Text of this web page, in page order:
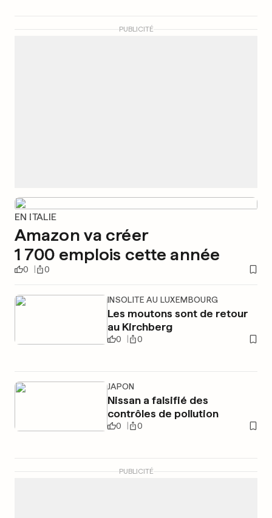
PUBLICITÉ
EN ITALIE
Amazon va créer
1 700 emplois cette année
0 0
INSOLITE AU LUXEMBOURG
Les moutons sont de retour
au Kirchberg
0 0
JAPON
Nissan a falsifié des
contrôles de pollution
0 0
PUBLICITÉ